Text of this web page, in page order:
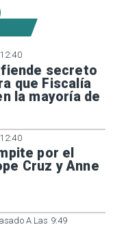
secreto
que Fiscalía
la mayoría de
por el
Cruz y Anne
A Las 9:49